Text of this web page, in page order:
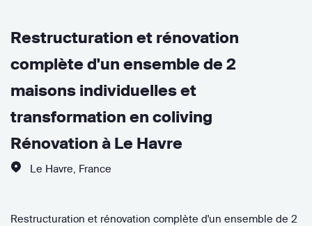
Restructuration et rénovation
complète d'un ensemble de 2
maisons individuelles et
transformation en coliving
Rénovation à Le Havre
Le Havre France
Restructuration et rénovation complète d'un ensemble de 2